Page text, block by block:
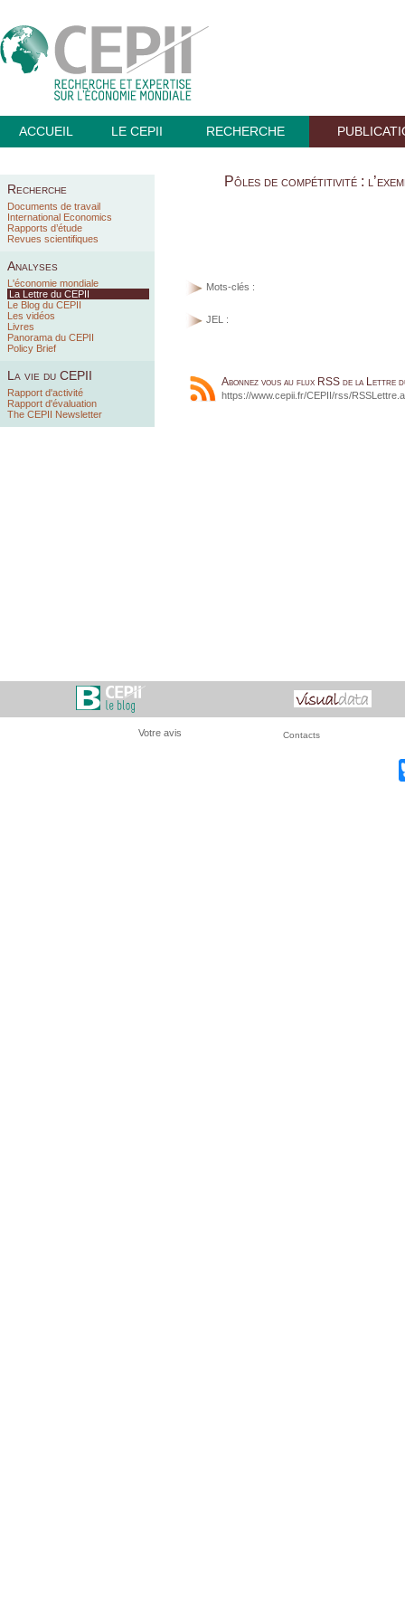
ACCUEIL LE CEPII RECHERCHE
Recherche
Documents de travail
International Economics
Rapports d’étude
Revues scientifiques
Analyses
L'économie mondiale
La Lettre du CEPII
Le Blog du CEPII
Les vidéos
Livres
Panorama du CEPII
Policy Brief
La vie du CEPII
Rapport d'activité
Rapport d'évaluation
The CEPII Newsletter
Pôles de compétitivité :
Mots-clés :
JEL :
Abonnez vous au flux RSS de la Lettre
https://www.cepii.fr/CEPII/rss/
Votre avis Contacts